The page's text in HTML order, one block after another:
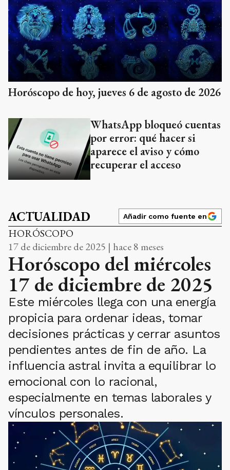
Horóscopo de hoy, jueves 6 de agosto de 2026
WhatsApp bloqueó cuentas
por error: qué hacer si
aparece el aviso y cómo
recuperar el acceso
ACTUALIDAD Añadir como fuente en
HORÓSCOPO
17 de diciembre de 2025 | hace 8 meses
Horóscopo del miércoles
17 de diciembre de 2025
Este miércoles llega con una energía
propicia para ordenar ideas, tomar
decisiones prácticas y cerrar asuntos
pendientes antes de fin de año. La
influencia astral invita a equilibrar lo
emocional con lo racional,
especialmente en temas laborales y
vínculos personales.